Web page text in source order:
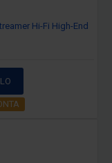
Hi-Fi High-End